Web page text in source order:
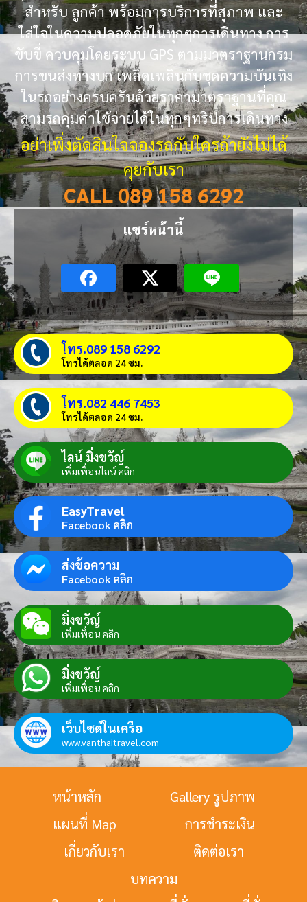
สำหรับ ลูกค้า พร้อมการบริการที่สุภาพ และ
ใส่ใจในความปลอดภัยในทุกๆการเดินทาง การ
ขับขี่ ควบคุมโดยระบบ GPS ตามมาตราฐานกรม
การขนส่งทางบก เพลิดเพลินกับชุดความบันเทิง
ในรถอย่างครบครันด้วยราคามาตราฐานที่คุณ
สามรถคุมค่าใช้จ่ายได้ในทุกๆทริปการเดินทาง
อย่าเพิ่งตัดสินใจจองรถกับใครถ้ายังไม่ได้
คุยกับเรา
CALL 089 158 6292
แชร์หน้านี้
โทร.089 158 6292
โทรได้ตลอด 24 ชม.
โทร.082 446 7453
โทรได้ตลอด 24 ชม.
ไลน์ มิ่งขวัญ์
เพิ่มเพื่อนไลน์ คลิก
EasyTravel
Facebook คลิก
ส่งข้อความ
Facebook คลิก
มิ่งขวัญ์
เพิ่มเพื่อน คลิก
มิ่งขวัญ์
เพิ่มเพื่อน คลิก
เว็บไซต์ในเครือ
www.vanthaitravel.com
หน้าหลัก
Gallery รูปภาพ
แผนที่ Map
การชำระเงิน
เกี่ยวกับเรา
ติดต่อเรา
บทความ